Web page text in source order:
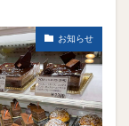
お知らせ